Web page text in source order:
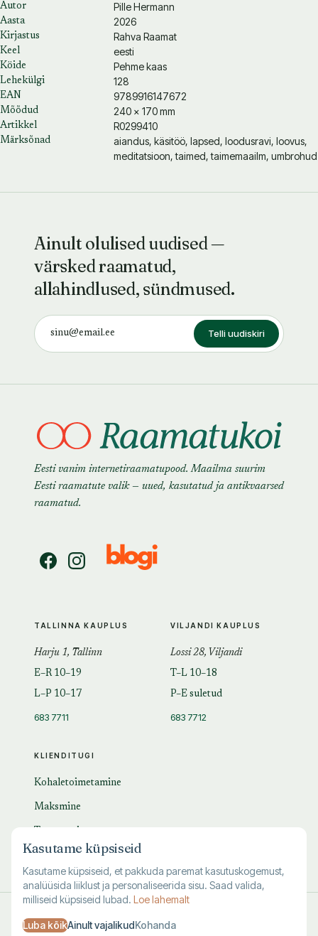
Autor Pille Hermann
Aasta 2026
Kirjastus Rahva Raamat
Keel eesti
Köide Pehme kaas
Lehekülgi 128
EAN 9789916147672
Mõõdud 240 × 170 mm
Artikkel R0299410
Märksõnad
aiandus, käsitöö, lapsed, loodusravi, loovus,
meditatsioon, taimed, taimemaailm, umbrohud
Ainult olulised uudised —
värsked raamatud,
allahindlused, sündmused.
Telli uudiskiri
Eesti vanim internetiraamatupood. Maailma suurim
Eesti raamatute valik — uued, kasutatud ja antikvaarsed
raamatud.
KLIENDITUGI
Kohaletoimetamine
Maksmine
KKK
TALLINNA KAUPLUS
Harju 1, Tallinn
E–R 10–19
L–P 10–17
683 7711
VILJANDI KAUPLUS
Lossi 28, Viljandi
T–L 10–18
P–E suletud
683 7712
Kasutustingimused· Privaatsus·Andmete kustutamine
Kasutame küpsiseid
Kasutame küpsiseid, et pakkuda paremat kasutuskogemust,
analüüsida liiklust ja personaliseerida sisu. Saad valida,
milliseid küpsiseid lubad. Loe lahemalt
Luba kõikAinult vajalikudKohanda